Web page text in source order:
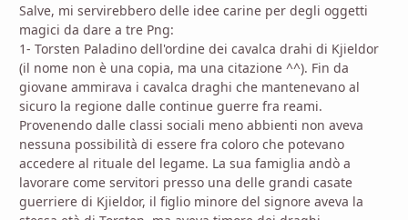
Salve, mi servirebbero delle idee carine per degli oggetti
magici da dare a tre Png:
1- Torsten Paladino dell'ordine dei cavalca drahi di Kjieldor
(il nome non è una copia, ma una citazione ^^). Fin da
giovane ammirava i cavalca draghi che mantenevano al
sicuro la regione dalle continue guerre fra reami.
Provenendo dalle classi sociali meno abbienti non aveva
nessuna possibilità di essere fra coloro che potevano
accedere al rituale del legame. La sua famiglia andò a
lavorare come servitori presso una delle grandi casate
guerriere di Kjieldor, il figlio minore del signore aveva la